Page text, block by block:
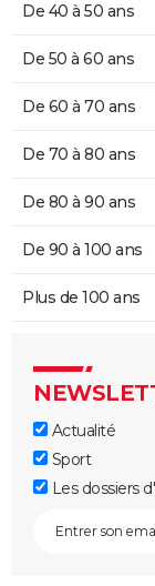
De 40 à 50 ans
De 50 à 60 ans
De 60 à 70 ans
De 70 à 80 ans
De 80 à 90 ans
De 90 à 100 ans
Plus de 100 ans
Actualité
Sport
Les dossiers